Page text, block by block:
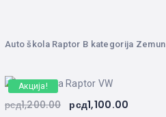
Auto škola Raptor B kategorija Zemun
Акција!
рсд1,200.00 рсд1,100.00